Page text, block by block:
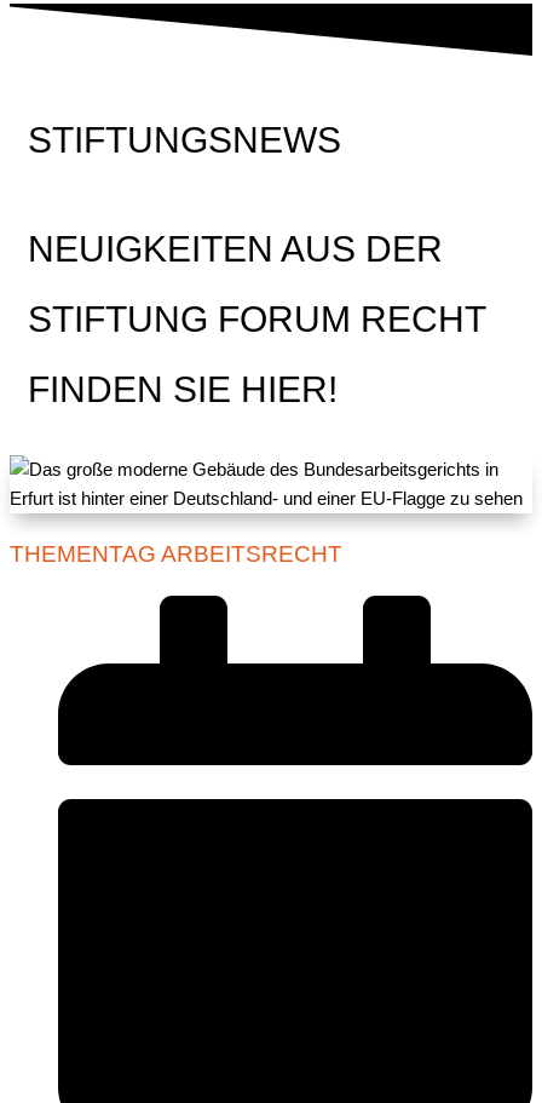
STIFTUNGSNEWS
NEUIGKEITEN AUS DER
STIFTUNG FORUM RECHT
FINDEN SIE HIER!
THEMENTAG ARBEITSRECHT